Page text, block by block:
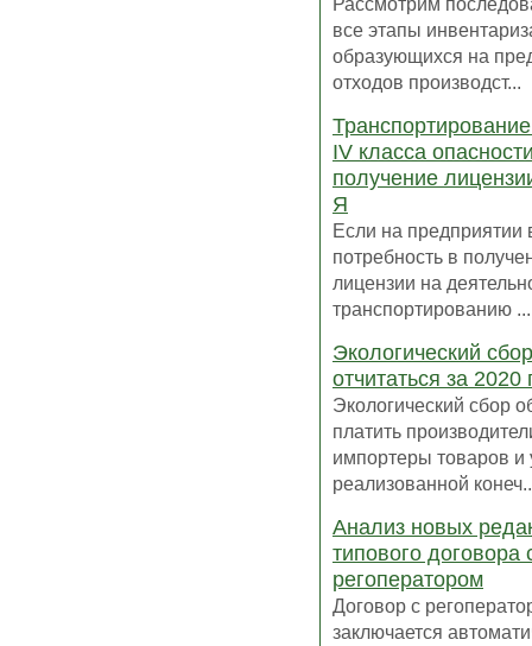
все этапы
образующихся на
отходов производст...
IV класса
получение
Я
Если на предприятии
потребность в
лицензии на
транспортированию ...
Экологический
отчитаться за 2020
Экологический сбор
платить
импортеры товаров и
реализованной
Анализ новых
типового договора
регоператором
Договор с
заключается